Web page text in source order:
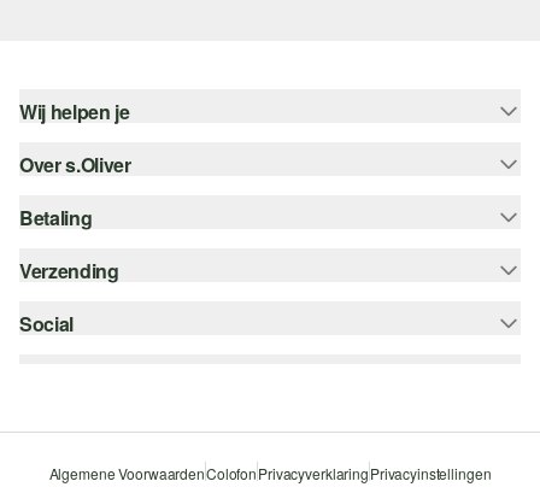
Wij helpen je
Help - FAQ
Top categorieën
Over s.Oliver
Nieuwsbrief
Duurzaamheid
Storefinder
Betaling
Koop op rekening
Bancontact
Beveiligde SSL-Verbinding
Verzending
bpost
Social
Algemene VoorwaardenColofonPrivacyverklaringPrivacyinstellingen